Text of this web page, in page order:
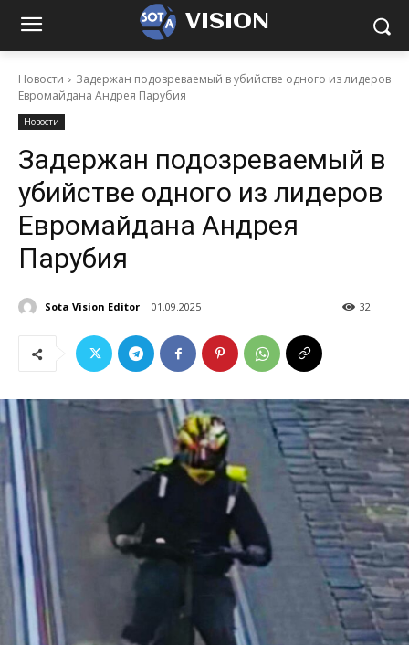
VISION
Новости
Задержан подозреваемый в убийстве одного из лидеров
Евромайдана Андрея Парубия
Новости
Задержан подозреваемый в
убийстве одного из лидеров
Евромайдана Андрея
Парубия
Sota Vision Editor 01.09.2025 32